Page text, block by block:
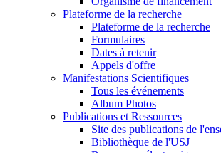
Plateforme de la recherche
Plateforme de la recherche
Formulaires
Dates à retenir
Appels d'offre
Manifestations Scientifiques
Tous les événements
Album Photos
Publications et Ressources
Site des publications de
Bibliothèque de l'USJ